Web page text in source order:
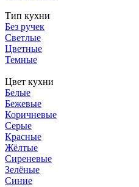
Тип кухни
Без ручек
Светлые
Цветные
Темные
Цвет кухни
Белые
Бежевые
Коричневые
Серые
Красные
Жёлтые
Сиреневые
Зелёные
Синие